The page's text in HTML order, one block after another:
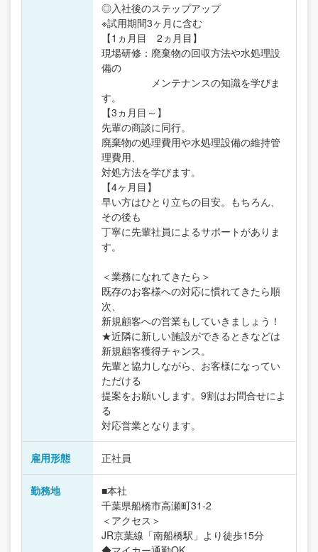
◎入社後のステップアップ
※試用期間3ヶ月に含む
【1ヵ月目 2ヵ月目】
現場研修：廃棄物の回収方法や水処理設
備の
メンテナンスの知識を学びま
す。
【3ヵ月目～】
先輩の商談に同行。
廃棄物の処理費用や水処理設備の維持管
理費用、
対処方法を学びます。
【4ヶ月目】
早い方はひとり立ちの目安。もちろん、
その後も
丁寧に先輩社員によるサポートがありま
す。
＜業務になれてきたら＞
既存のお客様への対応に慣れてきたら順
次、
新規顧客への営業もしていきましょう！
★近隣に新しい施設ができるときなどは
新規顧客獲得チャンス。
先輩と協力しながら、お客様になってい
ただける
提案をお願いします。9割はお問合せによ
る
対応営業となります。
雇用形態 正社員
勤務地
■本社
千葉県船橋市高瀬町31-2
＜アクセス＞
JR京葉線「南船橋駅」より徒歩15分